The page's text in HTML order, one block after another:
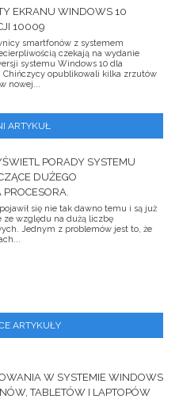
EKRANU WINDOWS 10
10009
smartfonów z systemem
czekają na wydanie
systemu Windows 10 dla
opublikowali kilka zrzutów
nowej...
ARTYKUŁ
PORADY SYSTEMU
DUŻEGO
się nie tak dawno temu i są już
ze względu na dużą liczbę
Jednym z problemów jest to, że
ARTYKUŁY
W SYSTEMIE WINDOWS
TABLETÓW I LAPTOPÓW